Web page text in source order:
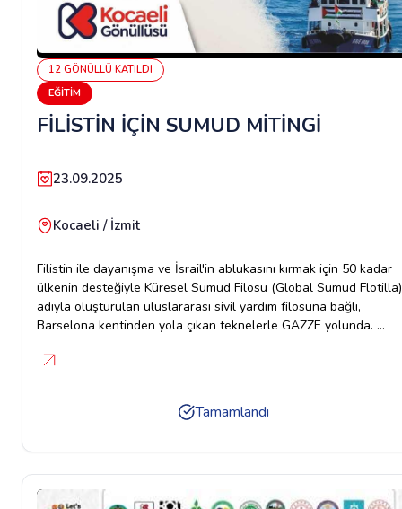
12 GÖNÜLLÜ KATILDI
EĞITIM
FİLİSTİN İÇİN SUMUD MİTİNGİ
23.09.2025
Kocaeli / İzmit
Filistin ile dayanışma ve İsrail'in ablukasını kırmak için 50 kadar
ülkenin desteğiyle Küresel Sumud Filosu (Global Sumud Flotilla)
adıyla oluşturulan uluslararası sivil yardım filosuna bağlı,
Barselona kentinden yola çıkan teknelerle GAZZE yolunda.
vaktidir.SEN DE GÖNÜLLÜ OL FİLİSTİN'IN YANINDA
17:00YÜRÜYÜŞ İÇİN TOPLANMA ALANLARI: MERKEZ BANKASI
ÖNÜ VE MİLLİ İRADE MEYDANIANA ALAN: İZMİT KENT
Tamamlandı